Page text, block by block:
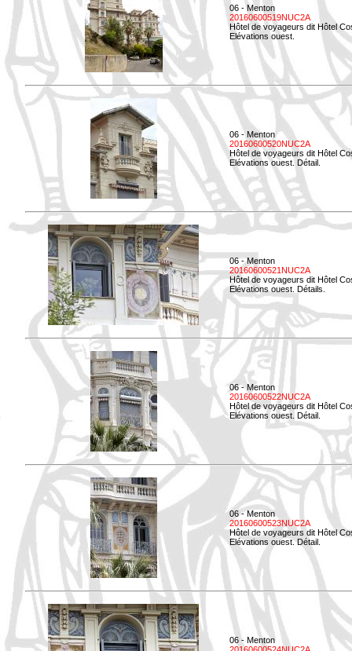
06 - Menton
20160600519NUC2A
Hôtel de voyageurs dit Hôtel
Elévations ouest.
06 - Menton
20160600520NUC2A
Hôtel de voyageurs dit Hôtel
Elévations ouest. Détail.
06 - Menton
20160600521NUC2A
Hôtel de voyageurs dit Hôtel
Elévations ouest. Détails.
06 - Menton
20160600522NUC2A
Hôtel de voyageurs dit Hôtel
Elévations ouest. Détail.
06 - Menton
20160600523NUC2A
Hôtel de voyageurs dit Hôtel
Elévations ouest. Détail.
06 - Menton